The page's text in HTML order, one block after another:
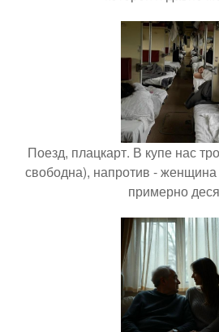
Поезд, плацкарт. В купе нас
свободна), напротив - женщина
примерно